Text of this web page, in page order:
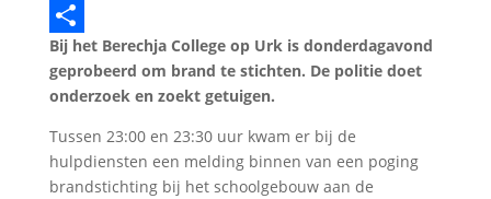
Email
Delen
Bij het Berechja College op Urk is donderdagavond
geprobeerd om brand te stichten. De politie doet
onderzoek en zoekt getuigen.
Tussen 23:00 en 23:30 uur kwam er bij de
hulpdiensten een melding binnen van een poging
brandstichting bij het schoolgebouw aan de